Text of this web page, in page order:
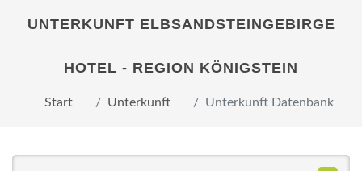
UNTERKUNFT ELBSANDSTEINGEBIRGE
HOTEL - REGION KÖNIGSTEIN
Start Unterkunft Unterkunft Datenbank